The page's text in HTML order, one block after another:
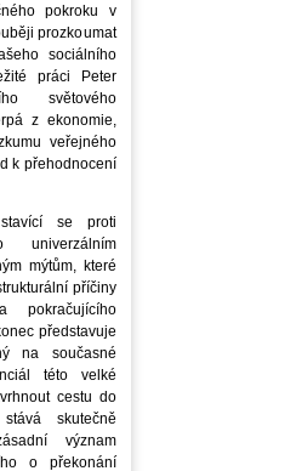
pokroku v
prozkoumat
sociálního
práci Peter
světového
z ekonomie,
veřejného
k přehodnocení
se proti
univerzálním
mýtům, které
příčiny
pokračujícího
představuje
na současné
této velké
cestu do
skutečně
význam
o překonání